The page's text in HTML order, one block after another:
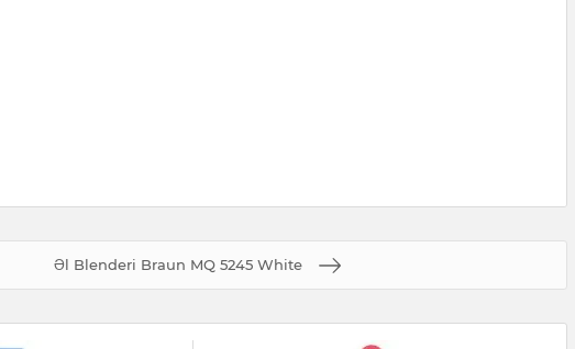
Əl Blenderi Braun MQ 5245 White